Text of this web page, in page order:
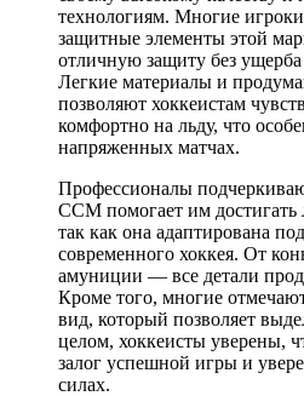
технологиям. Многие
защитные элементы этой
отличную защиту без
Легкие материалы и
позволяют хоккеистам
комфортно на льду, что
напряженных матчах.
Профессионалы
CCM помогает им достигать
так как она адаптирована
современного хоккея. От
амуниции — все детали
Кроме того, многие
вид, который позволяет
целом, хоккеисты уверены,
залог успешной игры и
силах.